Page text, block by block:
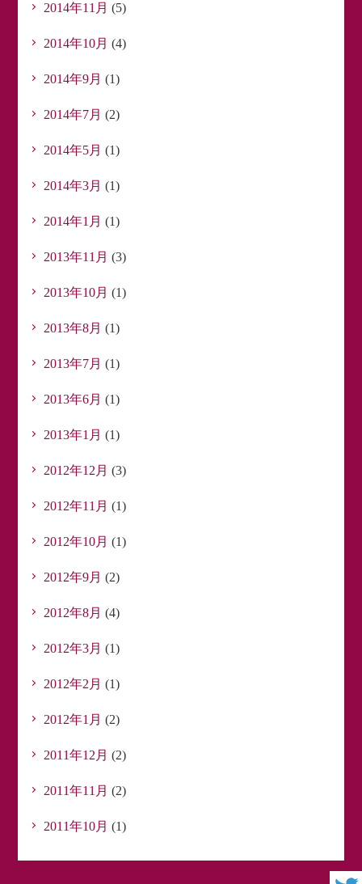
2014年11月 (5)
2014年10月 (4)
2014年9月 (1)
2014年7月 (2)
2014年5月 (1)
2014年3月 (1)
2014年1月 (1)
2013年11月 (3)
2013年10月 (1)
2013年8月 (1)
2013年7月 (1)
2013年6月 (1)
2013年1月 (1)
2012年12月 (3)
2012年11月 (1)
2012年10月 (1)
2012年9月 (2)
2012年8月 (4)
2012年3月 (1)
2012年2月 (1)
2012年1月 (2)
2011年12月 (2)
2011年11月 (2)
2011年10月 (1)